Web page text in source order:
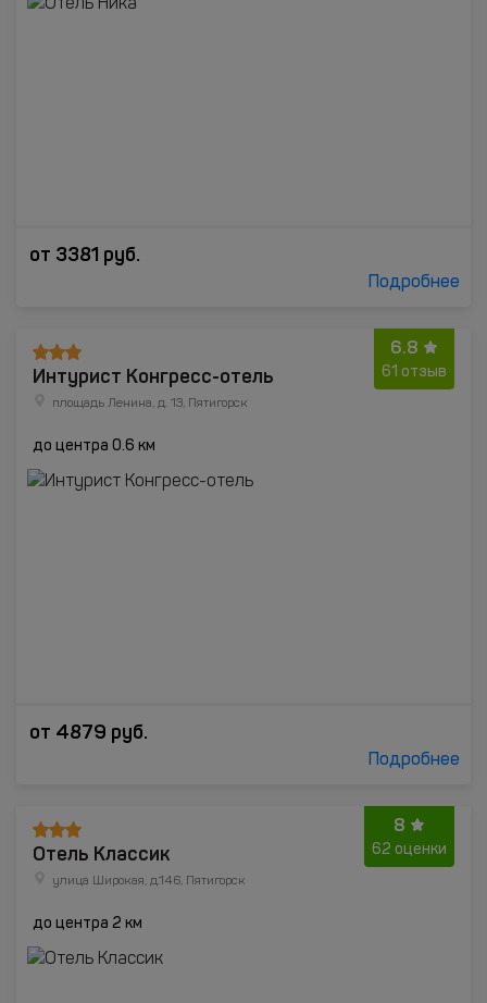
от 3381 руб.
Подробнее
6.8
61 отзыв
Интурист Конгресс-отель
площадь Ленина, д. 13, Пятигорск
до центра 0.6 км
от 4879 руб.
Подробнее
8
62 оценки
Отель Классик
улица Широкая, д.146, Пятигорск
до центра 2 км